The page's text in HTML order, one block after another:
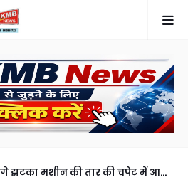
झटका मशीन की तार की चपेट में आने